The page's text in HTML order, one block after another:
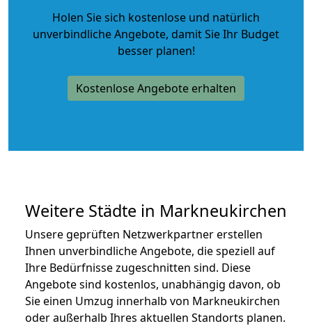
Holen Sie sich kostenlose und natürlich
unverbindliche Angebote, damit Sie Ihr Budget
besser planen!
Kostenlose Angebote erhalten
Weitere Städte in Markneukirchen
Unsere geprüften Netzwerkpartner erstellen
Ihnen unverbindliche Angebote, die speziell auf
Ihre Bedürfnisse zugeschnitten sind. Diese
Angebote sind kostenlos, unabhängig davon, ob
Sie einen Umzug innerhalb von Markneukirchen
oder außerhalb Ihres aktuellen Standorts planen.